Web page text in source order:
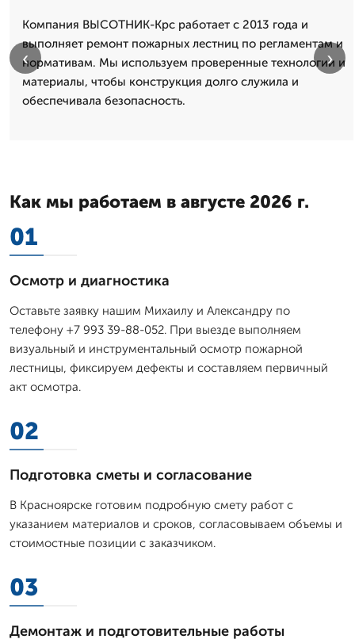
Компания ВЫСОТНИК-Крс работает с 2013 года и
выполняет ремонт пожарных лестниц по регламентам и
нормативам. Мы используем проверенные технологии и
материалы, чтобы конструкция долго служила и
обеспечивала безопасность.
‹ ›
Как мы работаем в августе 2026 г.
01
Осмотр и диагностика
Оставьте заявку нашим Михаилу и Александру по
телефону +7 993 39-88-052. При выезде выполняем
визуальный и инструментальный осмотр пожарной
лестницы, фиксируем дефекты и составляем первичный
акт осмотра.
02
Подготовка сметы и согласование
В Красноярске готовим подробную смету работ с
указанием материалов и сроков, согласовываем объемы и
стоимостные позиции с заказчиком.
03
Демонтаж и подготовительные работы